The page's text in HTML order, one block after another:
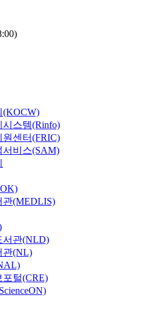
(KOCW)
스템(Rinfo)
센터(FRIC)
서비스(SAM)
관(MEDLIS)
서관(NLD)
관(NL)
털(CRE)